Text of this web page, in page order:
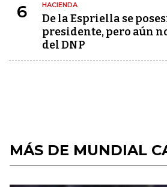
6 HACIENDA
De la Espriella se
presidente, pero aún
del DNP
MÁS DE MUNDIAL